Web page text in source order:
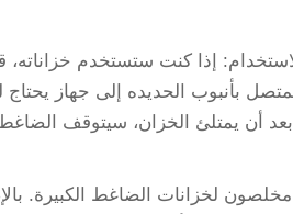
إذا كنت ستستخدم
بأنبوب الحديده إلى جهاز
بعد أن يمتلئ الخزان، سيتوقف
لخزانات الضاغط الكبيرة.